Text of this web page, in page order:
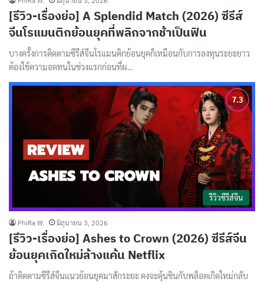
[รีวิว-เรื่องย่อ] A Splendid Match (2026) ซีรีส์
จีนโรแมนติกย้อนยุคที่พลิกจากช้าเป็นฟิน
บางครั้งการติดตามซีรีส์จีนโรแมนติกย้อนยุคก็เหมือนกับการลงทุนระยะยาว
ต้องใช้ความอดทนในช่วงแรกก่อนที่ผ…
รีวิวซีรีส์จีน
PhiRa W. มิถุนายน 3, 2026
[รีวิว-เรื่องย่อ] Ashes to Crown (2026) ซีรีส์จีน
ย้อนยุคเกิดใหม่ล้างแค้น Netflix
ถ้าติดตามซีรีส์จีนแนวย้อนยุคมาสักระยะ คงจะคุ้นชินกับพล็อตเกิดใหม่กลับ